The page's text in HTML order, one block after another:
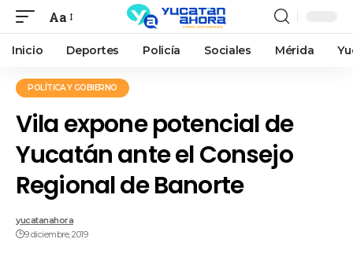
Aa
Inicio Deportes Policía Sociales Mérida
POLÍTICA Y GOBIERNO
Vila expone potencial de
Yucatán ante el Consejo
Regional de Banorte
yucatanahora
9 diciembre, 2019